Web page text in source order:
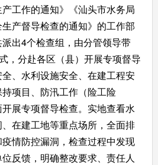
工作的通知》《汕头市水务局
产督导检查的通知》的工作部
出4个检查组，由分管领导带
，分赴各区（县）开展专项督导
、水利设施安全、在建工程安
项目、防汛工作（险工险
展专项督导检查。实地查看水
在建工地等重点场所，全面排
情防控漏洞，检查过程中发现
反馈，明确整改要求、责任人